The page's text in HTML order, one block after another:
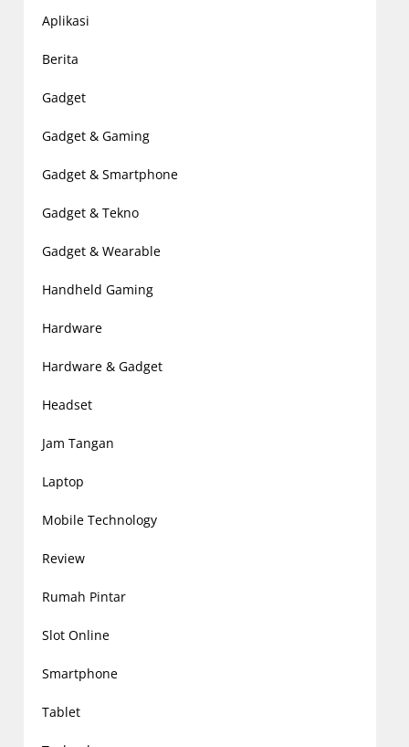
Aplikasi
Berita
Gadget
Gadget & Gaming
Gadget & Smartphone
Gadget & Tekno
Gadget & Wearable
Handheld Gaming
Hardware
Hardware & Gadget
Headset
Jam Tangan
Laptop
Mobile Technology
Review
Rumah Pintar
Slot Online
Smartphone
Tablet